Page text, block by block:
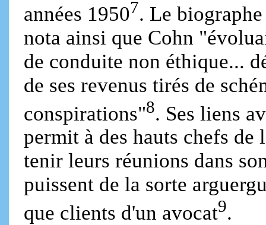
années 19507. Le
nota ainsi que Cohn
de conduite non éthique...
de ses revenus tirés de
conspirations"8. Ses liens
permit à des hauts chefs
tenir leurs réunions dans
puissent de la sorte
que clients d'un avocat9.